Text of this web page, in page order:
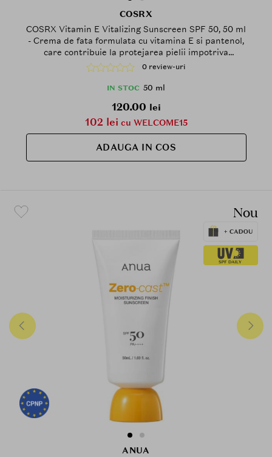
COSRX
COSRX Vitamin E Vitalizing Sunscreen SPF 50, 50 ml
- Crema de fata formulata cu vitamina E si pantenol,
care contribuie la protejarea pielii impotriva
radiatiilor UV si la metinerea aspectului hidratat,
Daily
0 review-uri
IN STOC 50 ml
120.00 lei
102 lei cu WELCOME15
ADAUGA IN COS
Nou
ANUA